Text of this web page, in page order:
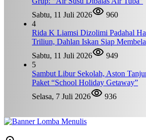
Sabtu, 11 Juli 2026
960
4
Rida K Liamsi Dizolimi Padahal
Triliun, Dahlan Iskan Siap Membela
Sabtu, 11 Juli 2026
949
5
Sambut Libur Sekolah, Aston
Paket “School Holiday Getaway”
Selasa, 7 Juli 2026
936